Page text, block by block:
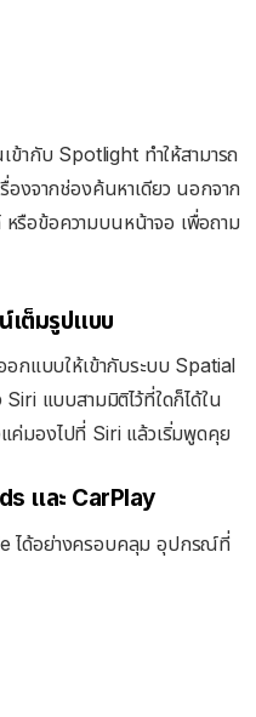
ากับ Spotlight ทำให้สามารถ
องจากช่องค้นหาเดียว นอกจาก
รือข้อความบนหน้าจอ เพื่อถาม
เต็มรูปแบบ
แบบให้เข้ากับระบบ Spatial
Siri แบบสามมิติไว้ที่ใดก็ได้ใน
ค่มองไปที่ Siri แล้วเริ่มพูดคุย
และ CarPlay
ได้อย่างครอบคลุมอุปกรณ์ที่